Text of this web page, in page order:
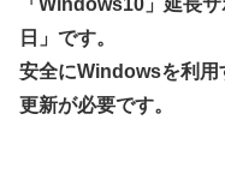
日」です。
安全にWindowsを利
更新が必要です。